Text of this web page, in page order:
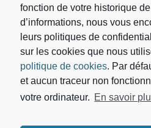
fonction de votre historique
d’informations, nous vous
leurs politiques de
sur les cookies que nous
politique de cookies. Par
et aucun traceur non
votre ordinateur. En savoir
Votre adresse de messagerie
pour vous envoyer les lettres
Cabinet d’avocat DEBORAH
à tout moment utiliser le lien
intégré dans la newsletter.